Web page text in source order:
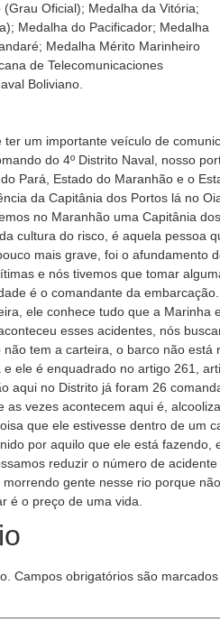
Oficial); Medalha da Vitória;
Medalha do Pacificador; Medalha
Medalha Mérito Marinheiro
de Telecomunicaciones
Boliviano.
um importante veículo de
do 4º Distrito Naval, nosso
Pará, Estado do Maranhão e o
da Capitânia dos Portos lá no
no Maranhão uma Capitânia
cultura do risco, é aquela pessoa
mais grave, foi o
e nós tivemos que tomar
é o comandante da
ele conhece tudo que a
esses acidentes, nós
tem a carteira, o barco não
ele é enquadrado no artigo 261,
aqui no Distrito já foram 26
vezes acontecem aqui é,
que ele estivesse dentro de um
por aquilo que ele está
reduzir o número de
gente nesse rio porque
é o preço de uma vida.
Campos obrigatórios são